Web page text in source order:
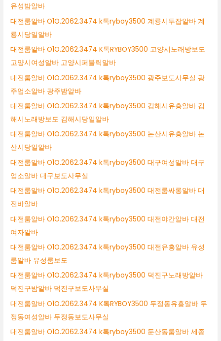
유성밤알바
대전룸알바 O1O.2062.3474 k톡ryboy3500 계룡시투잡알바 계
룡시당일알바
대전룸알바 O1O.2062.3474 K톡RYBOY3500 고양시노래방보도
고양시여성알바 고양시퍼블릭알바
대전룸알바 O1O.2062.3474 k톡ryboy3500 광주보도사무실 광
주업소알바 광주밤알바
대전룸알바 O1O.2062.3474 k톡ryboy3500 김해시유흥알바 김
해시노래방보도 김해시당일알바
대전룸알바 O1O.2062.3474 k톡ryboy3500 논산시유흥알바 논
산시당일알바
대전룸알바 O1O.2062.3474 k톡ryboy3500 대구여성알바 대구
업소알바 대구보도사무실
대전룸알바 O1O.2062.3474 k톡ryboy3500 대전룸싸롱알바 대
전바알바
대전룸알바 O1O.2062.3474 k톡ryboy3500 대전야간알바 대전
여자알바
대전룸알바 O1O.2062.3474 k톡ryboy3500 대전유흥알바 유성
룸알바 유성룸보도
대전룸알바 O1O.2062.3474 k톡ryboy3500 덕진구노래방알바
덕진구밤알바 덕진구보도사무실
대전룸알바 O1O.2062.3474 K톡RYBOY3500 두정동유흥알바 두
정동여성알바 두정동보도사무실
대전룸알바 O1O.2062.3474 k톡ryboy3500 둔산동룸알바 세종